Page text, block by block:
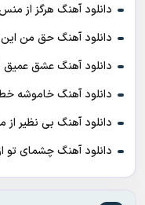
دانلود آهنگ هرگز از
دانلود آهنگ حق من این
دانلود آهنگ عشق عمیق ۳۱ از دی جی شاهین
دانلود آهنگ خاموشه
دانلود آهنگ بی نظیر از
دانلود آهنگ چشمای تو